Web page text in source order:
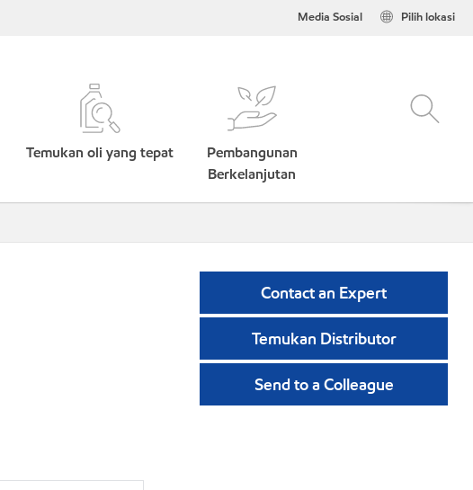
Pilih lokasi
Media Sosial
Temukan oli yang tepat
Pembangunan
Berkelanjutan
Contact an Expert
Temukan Distributor
Send to a Colleague